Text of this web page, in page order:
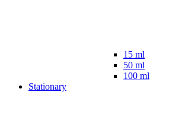
15 ml
50 ml
100 ml
Stationary